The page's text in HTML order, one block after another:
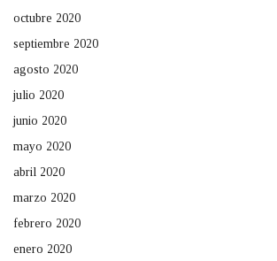
octubre 2020
septiembre 2020
agosto 2020
julio 2020
junio 2020
mayo 2020
abril 2020
marzo 2020
febrero 2020
enero 2020